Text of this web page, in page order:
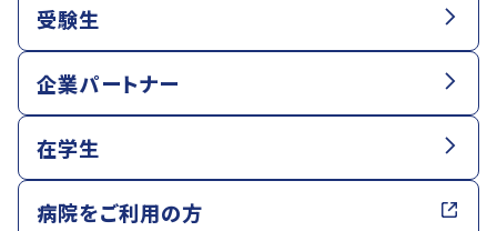
受験生
企業パートナー
在学生
病院をご利用の方